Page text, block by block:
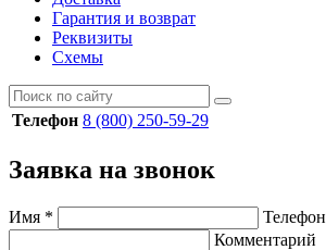
Гарантия и возврат
Реквизиты
Схемы
Телефон 8 (800) 250-59-29
Заявка на звонок
Имя * Телефон
Комментарий